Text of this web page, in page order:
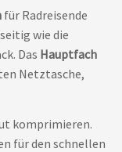
für Radreisende
wie die
Das Hauptfach
Netztasche,
komprimieren.
für den schnellen